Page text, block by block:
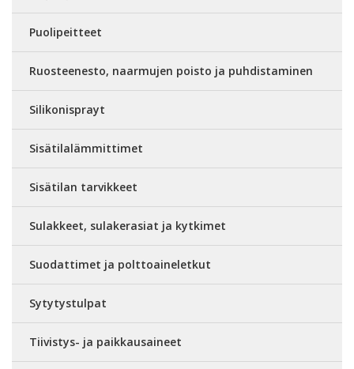
Puolipeitteet
Ruosteenesto, naarmujen poisto ja puhdistaminen
Silikonisprayt
Sisätilalämmittimet
Sisätilan tarvikkeet
Sulakkeet, sulakerasiat ja kytkimet
Suodattimet ja polttoaineletkut
Sytytystulpat
Tiivistys- ja paikkausaineet